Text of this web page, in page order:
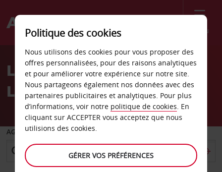
Menu
Welcome
AvisLocation de voiture
Ludwigshafen
AGENCE DE DÉPART
Politique des cookies
Nous utilisons des cookies pour vous proposer des
offres personnalisées, pour des raisons analytiques
et pour améliorer votre expérience sur notre site.
Nous partageons également nos données avec des
partenaires publicitaires et analytiques. Pour plus
d’informations, voir notre politique de cookies. En
cliquant sur ACCEPTER vous acceptez que nous
utilisions des cookies.
GÉRER VOS PRÉFÉRENCES